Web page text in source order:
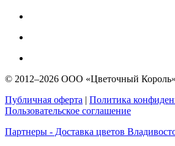
© 2012–2026 ООО «Цветочный Король»
Публичная оферта | Политика
Пользовательское соглашение
Партнеры - Доставка цветов